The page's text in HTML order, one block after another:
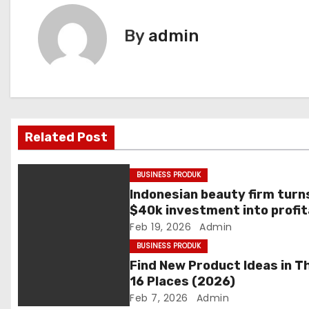
v
i
By admin
Related Post
BUSINESS PRODUK
Indonesian beauty firm
$40k investment into
business in two years
Feb 19, 2026 Admin
BUSINESS PRODUK
Find New Product Ideas in
16 Places (2026)
Feb 7, 2026 Admin